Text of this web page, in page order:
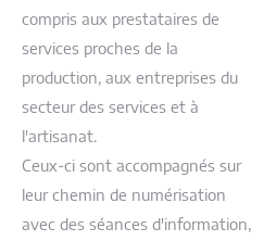
compris aux prestataires de
services proches de la
production, aux entreprises du
secteur des services et à
l'artisanat.
Ceux-ci sont accompagnés sur
leur chemin de numérisation
avec des séances d'information,